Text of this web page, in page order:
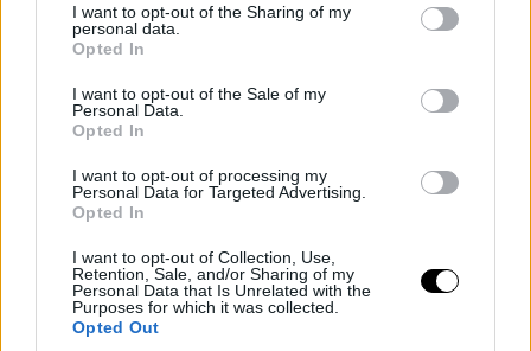
not limited to your visit or usage behaviour. You may click to
grant or deny consent to Google and its third-party tags to
use your data for below specified purposes in below Google
consent section.
I want to opt-out of the Sharing of my
personal data.
Opted In
I want to opt-out of the Sale of my
Personal Data.
Opted In
I want to opt-out of processing my
Personal Data for Targeted Advertising.
Opted In
I want to opt-out of Collection, Use,
Retention, Sale, and/or Sharing of my
Personal Data that Is Unrelated with the
Purposes for which it was collected.
Opted Out